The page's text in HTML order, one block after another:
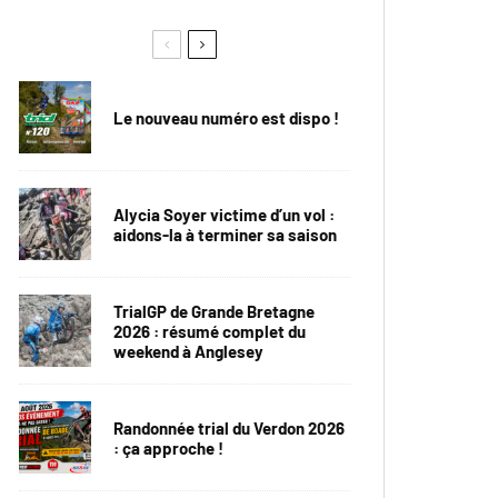
Le nouveau numéro est dispo !
Alycia Soyer victime d’un vol :
aidons-la à terminer sa saison
TrialGP de Grande Bretagne
2026 : résumé complet du
weekend à Anglesey
Randonnée trial du Verdon 2026
: ça approche !